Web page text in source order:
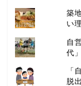
築
い
自
代
「
脱